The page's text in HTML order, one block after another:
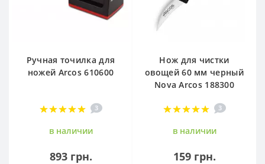
Ручная точилка для
ножей Arcos 610600
3
в наличии
893 грн.
Нож для чистки
овощей 60 мм черный
Nova Arcos 188300
3
в наличии
159 грн.